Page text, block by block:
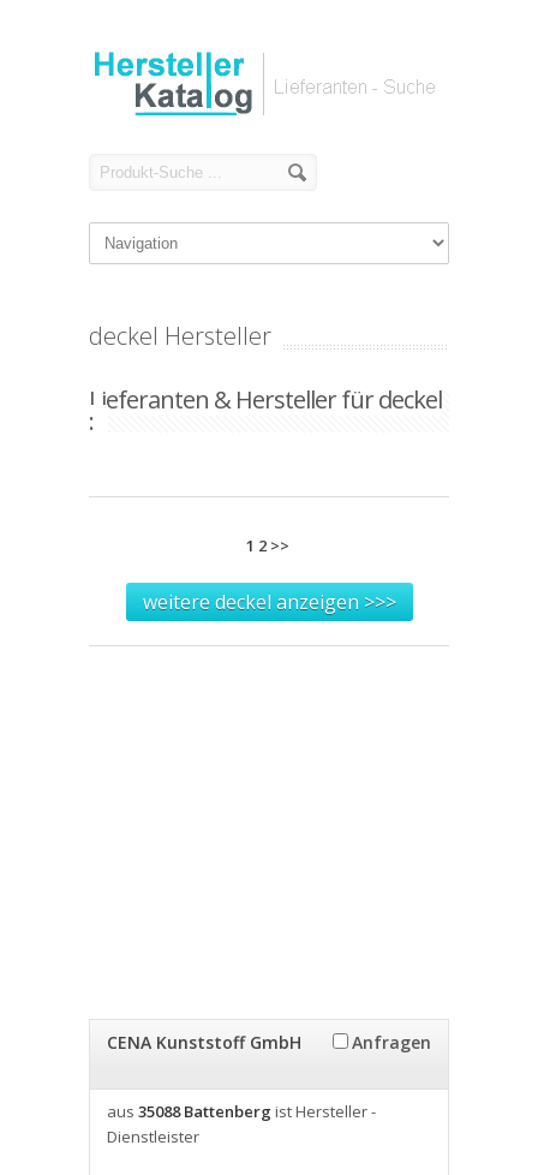
deckel Hersteller
Lieferanten & Hersteller für deckel
:
1 2 >>
weitere deckel anzeigen >>>
CENA Kunststoff GmbH Anfragen
aus 35088 Battenberg ist Hersteller -
Dienstleister